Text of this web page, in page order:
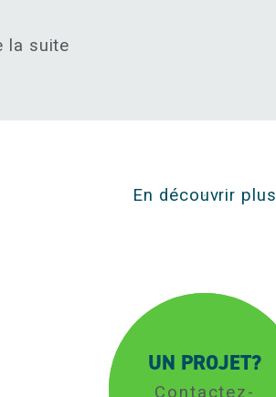
la suite
En découvrir plus
UN PROJET?
Contactez-